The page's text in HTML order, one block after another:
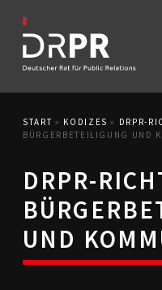
START
START » KODIZES » DRPR-
BÜRGERBETEILIGUNG UND
DRPR-
UND